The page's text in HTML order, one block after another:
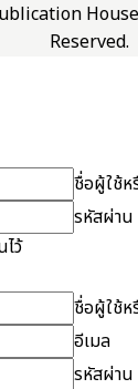
Reserved.
ชื่อผู้ใช้ห
รหัสผ่าน
ไว้
ชื่อผู้ใช้ห
อีเมล
รหัสผ่าน